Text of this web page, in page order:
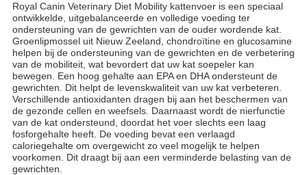
Royal Canin Veterinary Diet Mobility kattenvoer is een speciaal
ontwikkelde, uitgebalanceerde en volledige voeding ter
ondersteuning van de gewrichten van de ouder wordende kat.
Groenlipmossel uit Nieuw Zeeland, chondroïtine en glucosamine
helpen bij de ondersteuning van de gewrichten en de verbetering
van de mobiliteit, wat bevordert dat uw kat soepeler kan
bewegen. Een hoog gehalte aan EPA en DHA ondersteunt de
gewrichten. Dit helpt de levenskwaliteit van uw kat verbeteren.
Verschillende antioxidanten dragen bij aan het beschermen van
de gezonde cellen en weefsels. Daarnaast wordt de nierfunctie
van de kat ondersteund, doordat het voer slechts een laag
fosforgehalte heeft. De voeding bevat een verlaagd
caloriegehalte om overgewicht zo veel mogelijk te helpen
voorkomen. Dit draagt bij aan een verminderde belasting van de
gewrichten.